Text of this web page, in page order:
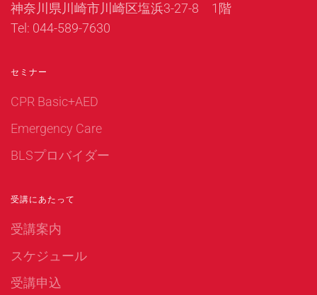
神奈川県川崎市川崎区塩浜3-27-8 1階
Tel: 044-589-7630
セミナー
CPR Basic+AED
Emergency Care
BLSプロバイダー
受講にあたって
受講案内
スケジュール
受講申込